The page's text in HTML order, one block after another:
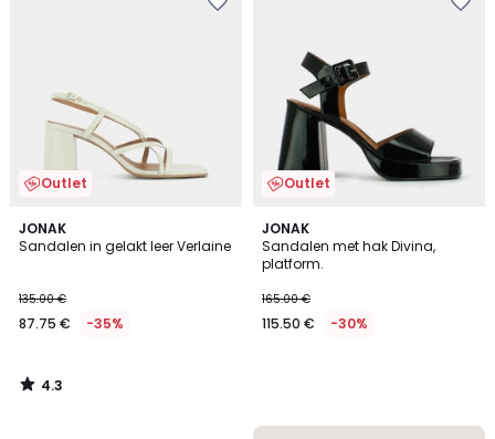
Outlet
JONAK
Sandalen in gelakt leer Verlaine
135.00 €
87.75 € -35%
4.3
/ 5
4.3
/
Outlet
JONAK
Sandalen met hak Divina,
platform.
165.00 €
115.50 € -30%